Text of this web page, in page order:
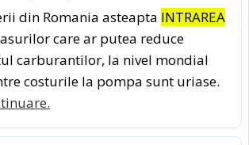
din Romania asteapta INTRAREA
care ar putea reduce
carburantilor, la nivel mondial
costurile la pompa sunt uriase.